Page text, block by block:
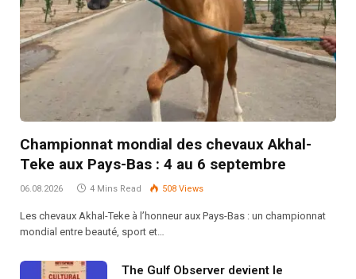
Championnat mondial des chevaux Akhal-
Teke aux Pays-Bas : 4 au 6 septembre
06.08.2026 4 Mins Read 508 Views
Les chevaux Akhal-Teke à l’honneur aux Pays-Bas : un championnat
mondial entre beauté, sport et…
The Gulf Observer devient le